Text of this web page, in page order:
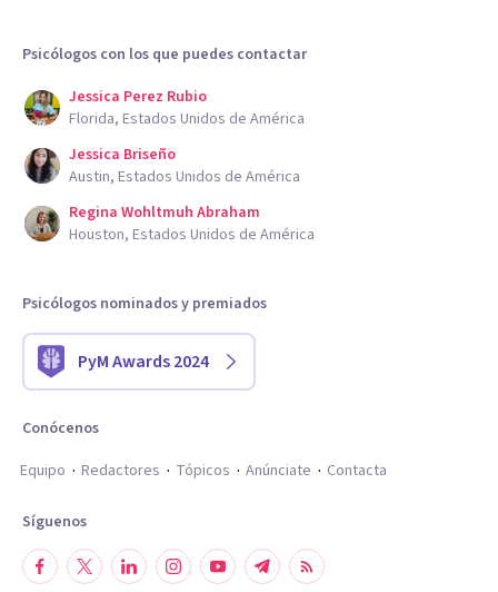
Psicólogos con los que puedes contactar
Jessica Perez Rubio
Florida, Estados Unidos de América
Jessica Briseño
Austin, Estados Unidos de América
Regina Wohltmuh Abraham
Houston, Estados Unidos de América
Psicólogos nominados y premiados
PyM Awards 2024
Conócenos
Equipo
Redactores Tópicos Anúnciate Contacta
Síguenos